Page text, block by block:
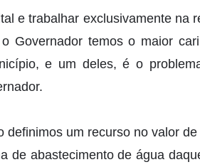
e trabalhar exclusivamente na
Governador temos o maior
e um deles, é o
definimos um recurso no valor
de abastecimento de água